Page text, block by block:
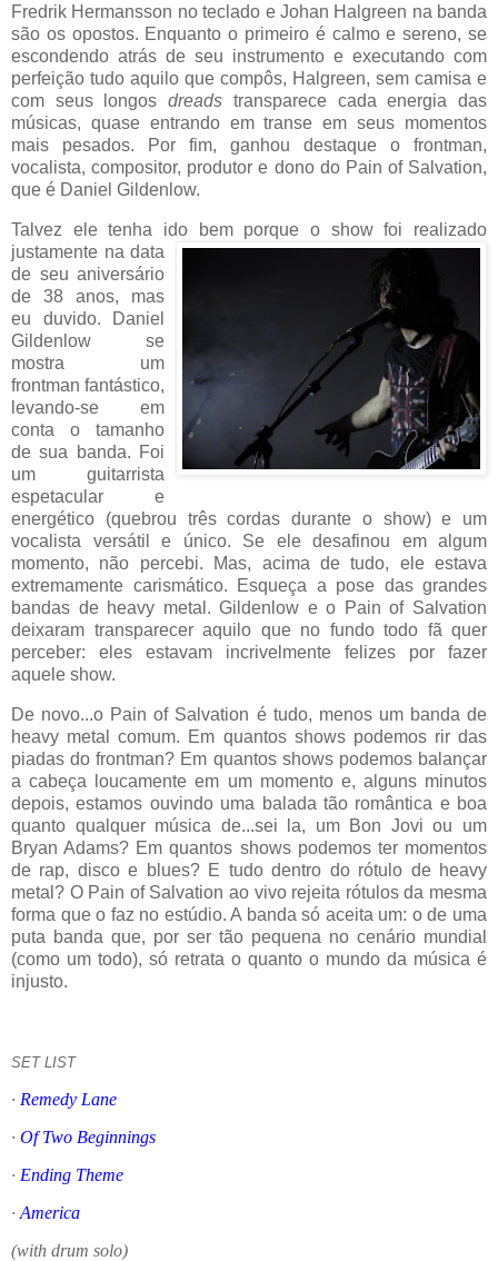
Fredrik Hermansson no teclado e Johan Halgreen na banda
são os opostos. Enquanto o primeiro é calmo e sereno, se
escondendo atrás de seu instrumento e executando com
perfeição tudo aquilo que compôs, Halgreen, sem camisa e
com seus longosdreads transparece cada energia das
músicas, quase entrando em transe em seus momentos
mais pesados. Por fim, ganhou destaque o frontman,
vocalista, compositor, produtor e dono do Pain of Salvation,
que é Daniel Gildenlow.
Talvez ele tenha ido bem porque o show foi realizado
justamente na data
de seu aniversário
de 38 anos, mas
eu duvido. Daniel
Gildenlow se
mostra um
frontman fantástico,
levando-se em
conta o tamanho
de sua banda. Foi
um guitarrista
espetacular e
energético (quebrou três cordas durante o show) e um
vocalista versátil e único. Se ele desafinou em algum
momento, não percebi. Mas, acima de tudo, ele estava
extremamente carismático. Esqueça a pose das grandes
bandas de heavy metal. Gildenlow e o Pain of Salvation
deixaram transparecer aquilo que no fundo todo fã quer
perceber: eles estavam incrivelmente felizes por fazer
aquele show.
De novo...o Pain of Salvation é tudo, menos um banda de
heavy metal comum. Em quantos shows podemos rir das
piadas do frontman? Em quantos shows podemos balançar
a cabeça loucamente em um momento e, alguns minutos
depois, estamos ouvindo uma balada tão romântica e boa
quanto qualquer música de...sei la, um Bon Jovi ou um
Bryan Adams? Em quantos shows podemos ter momentos
de rap, disco e blues? E tudo dentro do rótulo de heavy
metal? O Pain of Salvation ao vivo rejeita rótulos da mesma
forma que o faz no estúdio. A banda só aceita um: o de uma
puta banda que, por ser tão pequena no cenário mundial
(como um todo), só retrata o quanto o mundo da música é
injusto.
SET LIST
· Remedy Lane
· Of Two Beginnings
· Ending Theme
· America
(with drum solo)